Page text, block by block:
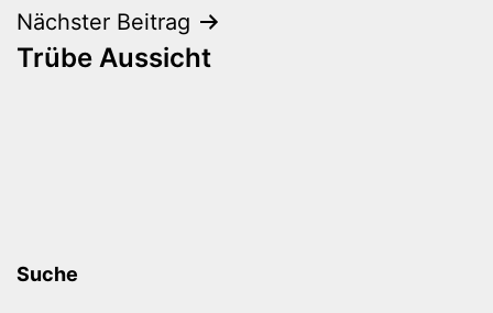
Nächster Beitrag
Trübe Aussicht
Suche